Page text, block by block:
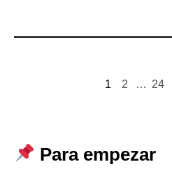
1 2 … 24
Para empezar